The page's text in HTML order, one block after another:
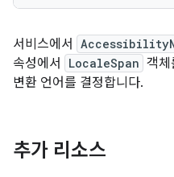
서비스에서
속성에서 LocaleSpan 객체
변환 언어를 결정합니다.
추가 리소스